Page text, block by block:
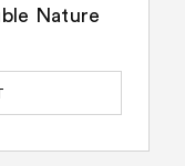
Nature